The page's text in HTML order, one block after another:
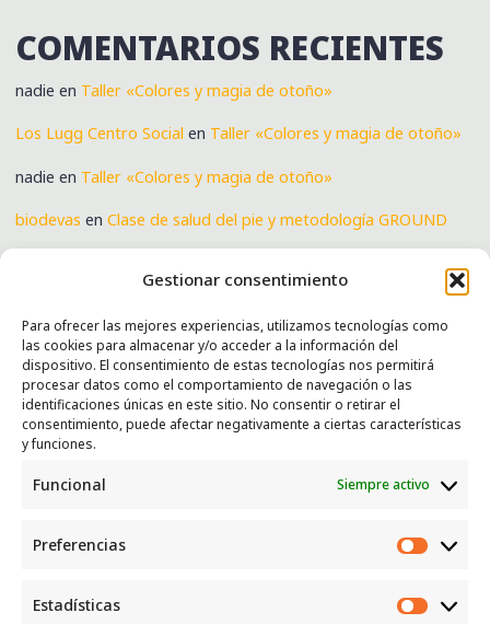
Gestionar consentimiento
Para ofrecer las mejores experiencias, utilizamos tecnologías como
las cookies para almacenar y/o acceder a la información del
dispositivo. El consentimiento de estas tecnologías nos permitirá
procesar datos como el comportamiento de navegación o las
identificaciones únicas en este sitio. No consentir o retirar el
consentimiento, puede afectar negativamente a ciertas características
y funciones.
Funcional Siempre activo
Preferencias
Estadísticas
COMENTARIOS RECIENTES
nadie en Taller «Colores y magia de otoño»
Los Lugg Centro Social en Taller «Colores y magia de otoño»
nadie en Taller «Colores y magia de otoño»
biodevas enClase de salud del pie y metodología GROUND
SERVICIOS
Recogida e intercambio de ropa y enseres.
INFORMACIÓN
Política de privacidad
CONTACTO
Correo: luggcentrosocial @ biodevas.org